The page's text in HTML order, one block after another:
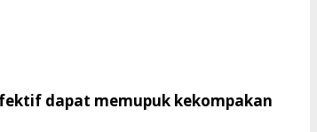
dapat memupuk kekompakan